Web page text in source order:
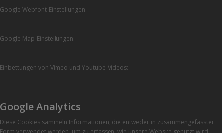
Google Webfont-Einstellungen:
Google Map-Einstellungen:
Einbettungen von Vimeo und Youtube-Videos:
Google Analytics
Diese Cookies sammeln Informationen, die entweder in zusammengefasster